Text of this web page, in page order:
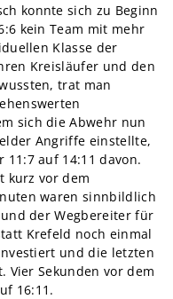
konnte sich zu Beginn
kein Team mit mehr
Klasse der
Kreisläufer und den
trat man
sich die Abwehr nun
Angriffe einstellte,
auf 14:11 davon.
kurz vor dem
waren sinnbildlich
der Wegbereiter für
Krefeld noch einmal
und die letzten
Vier Sekunden vor dem
16:11.